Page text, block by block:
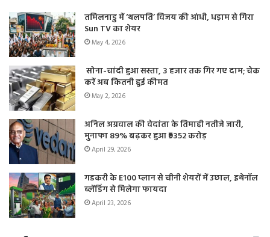
तमिलनाडु में ‘थलपति’ विजय की आंधी, धड़ाम से गिरा
Sun TV का शेयर
May 4, 2026
सोना-चांदी हुआ सस्ता, 3 हजार तक गिर गए दाम; चेक
करें अब कितनी हुई कीमत
May 2, 2026
अनिल अग्रवाल की वेदांता के तिमाही नतीजे जारी,
मुनाफा 89% बढ़कर हुआ ₹9352 करोड़
April 29, 2026
गडकरी के E100 प्लान से चीनी शेयरों में उछाल, इथेनॉल
ब्लेंडिंग से मिलेगा फायदा
April 23, 2026